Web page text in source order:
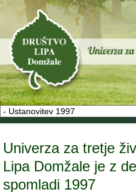
Univerza za tretje
Lipa Domžale je z
spomladi 1997